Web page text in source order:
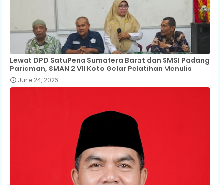
Lewat DPD SatuPena Sumatera Barat dan SMSI Padang
Pariaman, SMAN 2 VII Koto Gelar Pelatihan Menulis
June 24, 2026